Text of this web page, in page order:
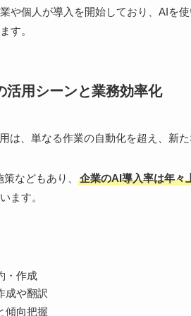
や個人が導入を開始しており、AIを
す。
活用シーンと業務効率化
は、単なる作業の自動化を超え、新
などもあり、 企業のAI導入率は年々
ます。
・作成
成や翻訳
傾向把握